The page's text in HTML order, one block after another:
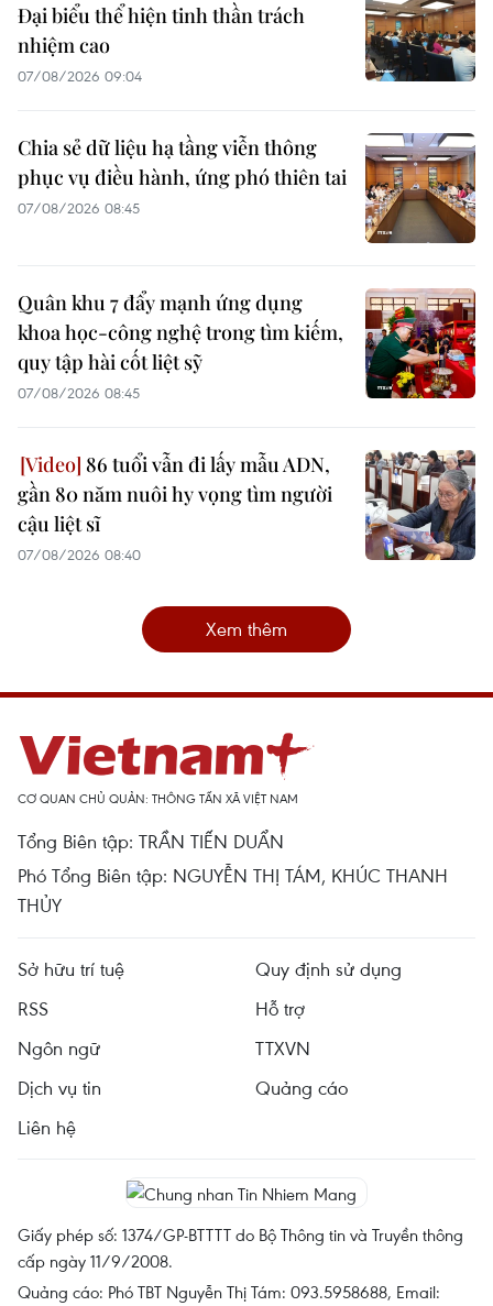
Đại biểu thể hiện tinh thần trách
nhiệm cao
07/08/2026 09:04
Chia sẻ dữ liệu hạ tầng viễn thông
phục vụ điều hành, ứng phó thiên tai
07/08/2026 08:45
Quân khu 7 đẩy mạnh ứng dụng
khoa học-công nghệ trong tìm kiếm,
quy tập hài cốt liệt sỹ
07/08/2026 08:45
86 tuổi vẫn đi lấy mẫu ADN,
gần 80 năm nuôi hy vọng tìm người
cậu liệt sĩ
07/08/2026 08:40
Xem thêm
CƠ QUAN CHỦ QUẢN: THÔNG TẤN XÃ VIỆT NAM
Tổng Biên tập: TRẦN TIẾN DUẨN
Phó Tổng Biên tập: NGUYỄN THỊ TÁM, KHÚC THANH
THỦY
Sở hữu trí tuệ
Quy định sử dụng
RSS
Hỗ trợ
Ngôn ngữ
TTXVN
Dịch vụ tin
Quảng cáo
Liên hệ
Giấy phép số: 1374/GP-BTTTT do Bộ Thông tin và Truyền thông
cấp ngày 11/9/2008.
Quảng cáo: Phó TBT Nguyễn Thị Tám: 093.5958688, Email: